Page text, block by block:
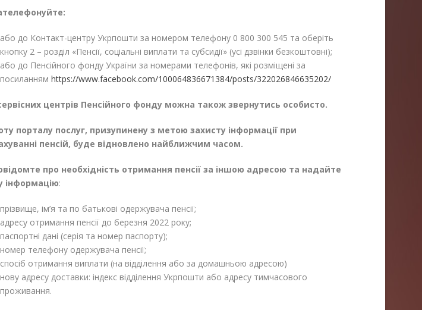
або до Контакт-центру Укрпошти за номером телефону 0 800 300 545 та оберіть
кнопку 2 – розділ «Пенсії, соціальні виплати та субсидії» (усі дзвінки безкоштовні);
або до Пенсійного фонду України за номерами телефонів, які розміщені за
посиланням https://www.facebook.com/100064836671384/posts/322026846635202/
центрів Пенсійного фонду можна також звернутись особисто.
порталу послуг, призупинену з метою захисту інформації при
пенсій, буде відновлено найближчим часом.
про необхідність отримання пенсії за іншою адресою та надайте
інформацію:
прізвище, ім’я та по батькові одержувача пенсії;
адресу отримання пенсії до березня 2022 року;
паспортні дані (серія та номер паспорту);
номер телефону одержувача пенсії;
спосіб отримання виплати (на відділення або за домашньою адресою)
нову адресу доставки: індекс відділення Укрпошти або адресу тимчасового
проживання.